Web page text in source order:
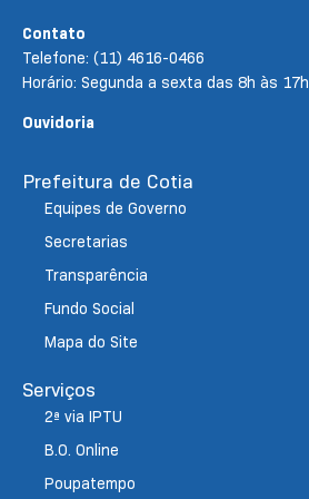
Contato
Telefone: (11) 4616-0466
Horário: Segunda a sexta das 8h às 17h
Ouvidoria
Prefeitura de Cotia
Equipes de Governo
Secretarias
Transparência
Fundo Social
Mapa do Site
Serviços
2ª via IPTU
B.O. Online
Poupatempo